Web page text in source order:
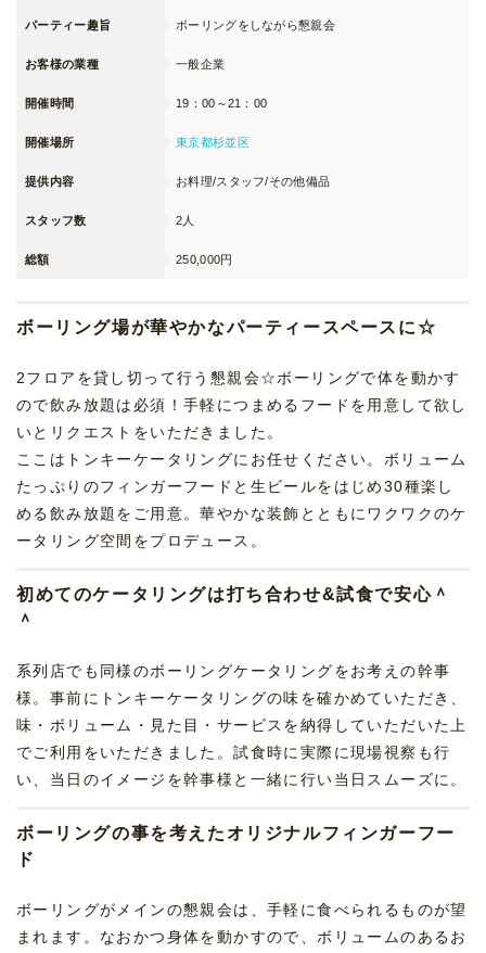
パーティー趣旨 ボーリングをしながら懇親会
お客様の業種 一般企業
開催時間 19：00～21：00
開催場所 東京都杉並区
提供内容 お料理/スタッフ/その他備品
スタッフ数 2人
総額 250,000円
ボーリング場が華やかなパーティースペースに☆
2フロアを貸し切って行う懇親会☆ボーリングで体を動かす
ので飲み放題は必須！手軽につまめるフードを用意して欲し
いとリクエストをいただきました。
ここはトンキーケータリングにお任せください。ボリューム
たっぷりのフィンガーフードと生ビールをはじめ30種楽し
める飲み放題をご用意。華やかな装飾とともにワクワクのケ
ータリング空間をプロデュース。
初めてのケータリングは打ち合わせ&試食で安心＾
＾
系列店でも同様のボーリングケータリングをお考えの幹事
様。事前にトンキーケータリングの味を確かめていただき、
味・ボリューム・見た目・サービスを納得していただいた上
でご利用をいただきました。試食時に実際に現場視察も行
い、当日のイメージを幹事様と一緒に行い当日スムーズに。
ボーリングの事を考えたオリジナルフィンガーフー
ド
ボーリングがメインの懇親会は、手軽に食べられるものが望
まれます。なおかつ身体を動かすので、ボリュームのあるお